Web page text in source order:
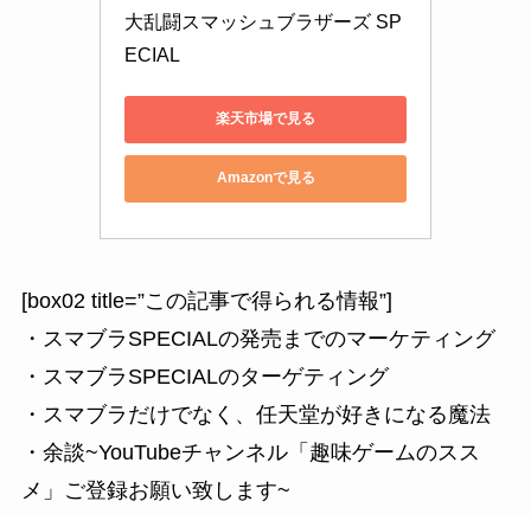
大乱闘スマッシュブラザーズ SP
ECIAL
楽天市場で見る
Amazonで見る
[box02 title=”この記事で得られる情報”]
・スマブラSPECIALの発売までのマーケティング
・スマブラSPECIALのターゲティング
・スマブラだけでなく、任天堂が好きになる魔法
・余談~YouTubeチャンネル「趣味ゲームのスス
メ」ご登録お願い致します~